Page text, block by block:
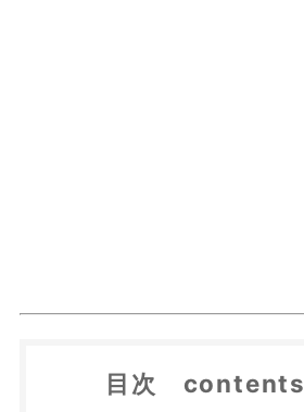
目次 contents